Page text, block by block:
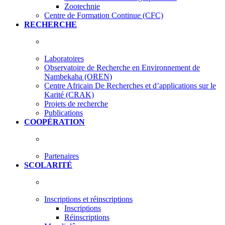
Zootechnie
Centre de Formation Continue (CFC)
RECHERCHE
Laboratoires
Observatoire de Recherche en Environnement de
Nambekaha (OREN)
Centre Africain De Recherches et d’applications sur le
Karité (CRAK)
Projets de recherche
Publications
COOPÉRATION
Partenaires
SCOLARITÉ
Inscriptions et réinscriptions
Inscriptions
Réinscriptions